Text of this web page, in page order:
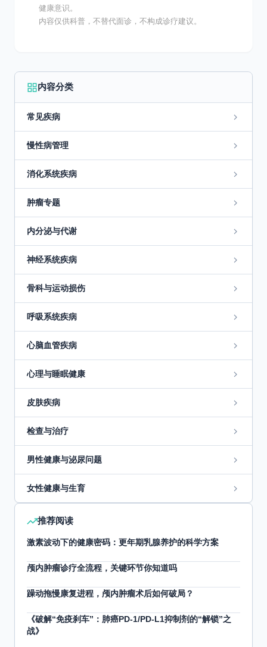
健康意识。
内容仅供科普，不替代面诊，不构成诊疗建议。
内容分类
常见疾病
慢性病管理
消化系统疾病
肿瘤专题
内分泌与代谢
神经系统疾病
骨科与运动损伤
呼吸系统疾病
心脑血管疾病
心理与睡眠健康
皮肤疾病
检查与治疗
男性健康与泌尿问题
女性健康与生育
推荐阅读
激素波动下的健康密码：更年期乳腺养护的科学方案
颅内肿瘤诊疗全流程，关键环节你知道吗
躁动拖慢康复进程，颅内肿瘤术后如何破局？
《破解“免疫刹车”：肺癌PD-1/PD-L1抑制剂的“解锁”之
战》